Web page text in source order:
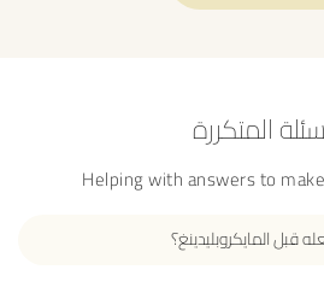
المتكررة
Helping with answers to
قبل المايكروبليدينغ؟